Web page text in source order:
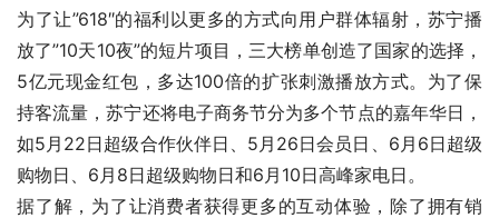
为了让”618″的福利以更多的方式向用户群体辐射，苏宁播
放了”10天10夜”的短片项目，三大榜单创造了国家的选择，
5亿元现金红包，多达100倍的扩张刺激播放方式。为了保
持客流量，苏宁还将电子商务节分为多个节点的嘉年华日，
如5月22日超级合作伙伴日、5月26日会员日、6月6日超级
购物日、6月8日超级购物日和6月10日高峰家电日。
据了解，为了让消费者获得更多的互动体验，除了拥有销